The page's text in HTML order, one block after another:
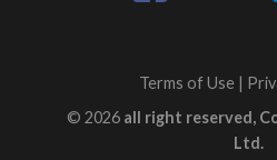
Terms of Use |
© 2026 all right reserved,
Ltd.